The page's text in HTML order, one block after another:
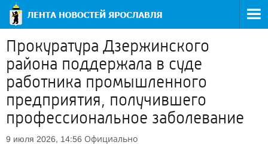
Прокуратура Дзержинского
района поддержала в суде
работника промышленного
предприятия, получившего
профессиональное заболевание
9 июля 2026, 14:56 Официально